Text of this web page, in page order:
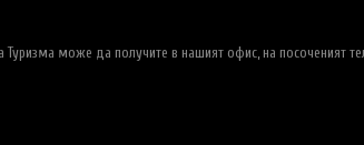
може да получите в нашият офис, на посоченият